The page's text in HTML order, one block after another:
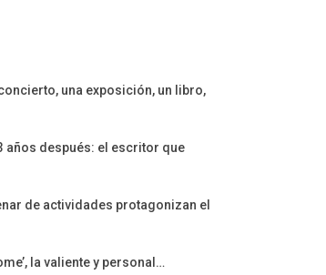
una exposición, un libro,
años después: el escritor que
de actividades protagonizan el
la valiente y personal…